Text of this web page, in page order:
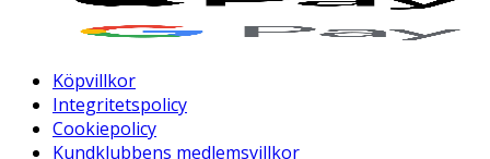
Köpvillkor
Integritetspolicy
Cookiepolicy
Kundklubbens medlemsvillkor